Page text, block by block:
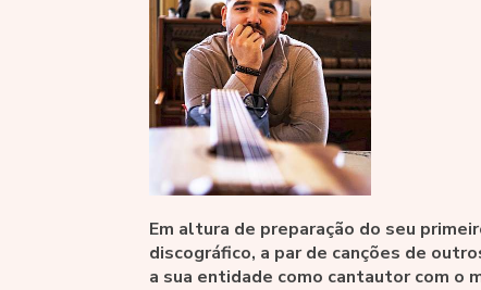
Em altura de preparação do seu
discográfico, a par de canções de
a sua entidade como cantautor com o